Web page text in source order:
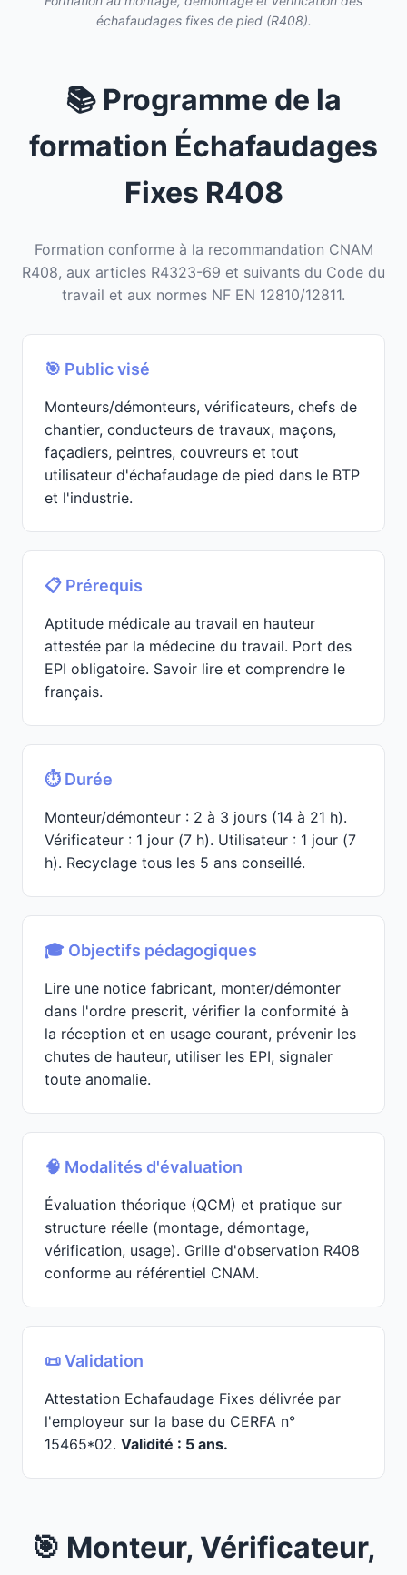
échafaudages fixes de pied (R408).
📚 Programme de la
formation Échafaudages
Fixes R408
Formation conforme à la recommandation CNAM
R408, aux articles R4323-69 et suivants du Code du
travail et aux normes NF EN 12810/12811.
🎯 Public visé
Monteurs/démonteurs, vérificateurs, chefs de
chantier, conducteurs de travaux, maçons,
façadiers, peintres, couvreurs et tout
utilisateur d'échafaudage de pied dans le BTP
et l'industrie.
📋 Prérequis
Aptitude médicale au travail en hauteur
attestée par la médecine du travail. Port des
EPI obligatoire. Savoir lire et comprendre le
français.
⏱️ Durée
Monteur/démonteur : 2 à 3 jours (14 à 21 h).
Vérificateur : 1 jour (7 h). Utilisateur : 1 jour (7
h). Recyclage tous les 5 ans conseillé.
🎓 Objectifs pédagogiques
Lire une notice fabricant, monter/démonter
dans l'ordre prescrit, vérifier la conformité à
la réception et en usage courant, prévenir les
chutes de hauteur, utiliser les EPI, signaler
toute anomalie.
🧠 Modalités d'évaluation
Évaluation théorique (QCM) et pratique sur
structure réelle (montage, démontage,
vérification, usage). Grille d'observation R408
conforme au référentiel CNAM.
📜 Validation
Attestation Echafaudage Fixes délivrée par
l'employeur sur la base du CERFA n°
15465*02. Validité : 5 ans.
🎯 Monteur, Vérificateur,